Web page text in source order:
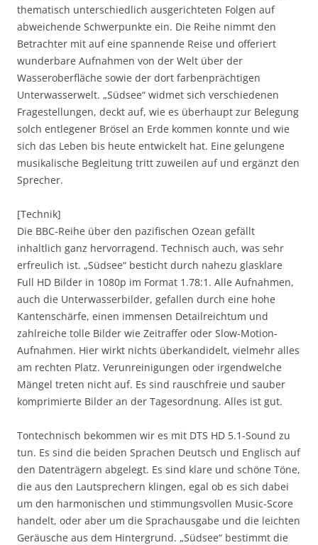
thematisch unterschiedlich ausgerichteten Folgen auf
abweichende Schwerpunkte ein. Die Reihe nimmt den
Betrachter mit auf eine spannende Reise und offeriert
wunderbare Aufnahmen von der Welt über der
Wasseroberfläche sowie der dort farbenprächtigen
Unterwasserwelt. „Südsee“ widmet sich verschiedenen
Fragestellungen, deckt auf, wie es überhaupt zur Belegung
solch entlegener Brösel an Erde kommen konnte und wie
sich das Leben bis heute entwickelt hat. Eine gelungene
musikalische Begleitung tritt zuweilen auf und ergänzt den
Sprecher.
[Technik]
Die BBC-Reihe über den pazifischen Ozean gefällt
inhaltlich ganz hervorragend. Technisch auch, was sehr
erfreulich ist. „Südsee“ besticht durch nahezu glasklare
Full HD Bilder in 1080p im Format 1.78:1. Alle Aufnahmen,
auch die Unterwasserbilder, gefallen durch eine hohe
Kantenschärfe, einen immensen Detailreichtum und
zahlreiche tolle Bilder wie Zeitraffer oder Slow-Motion-
Aufnahmen. Hier wirkt nichts überkandidelt, vielmehr alles
am rechten Platz. Verunreinigungen oder irgendwelche
Mängel treten nicht auf. Es sind rauschfreie und sauber
komprimierte Bilder an der Tagesordnung. Alles ist gut.
Tontechnisch bekommen wir es mit DTS HD 5.1-Sound zu
tun. Es sind die beiden Sprachen Deutsch und Englisch auf
den Datenträgern abgelegt. Es sind klare und schöne Töne,
die aus den Lautsprechern klingen, egal ob es sich dabei
um den harmonischen und stimmungsvollen Music-Score
handelt, oder aber um die Sprachausgabe und die leichten
Geräusche aus dem Hintergrund. „Südsee“ bestimmt die